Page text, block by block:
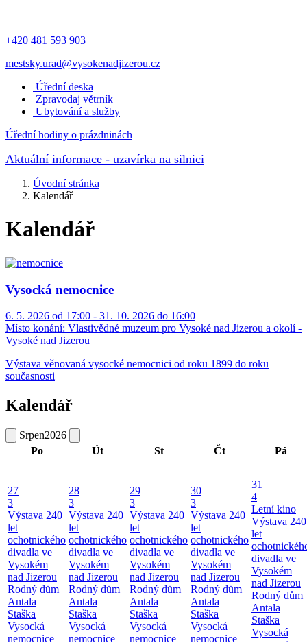
+420 481 593 903
mestsky.urad@vysokenadjizerou.cz
Úřední deska
Zpravodaj větrník
Ubytování a služby
Úřední hodiny o prázdninách
Aktuální informace - uzavírka na silnici
Úvodní stránka
Kalendář
Kalendář
Vysocká nemocnice
6. 5. 2026 od 17:00 - 31. 10. 2026 do 16:00
Místo konání: Vlastivědné muzeum pro Vysoké nad Jizerou a okolí -
Vysoké nad Jizerou
Výstava věnovaná vysocké nemocnici od roku 1899 do roku
současnosti
Kalendář
Srpen2026
Po
Út St Čt Pá
27
3
Výstava 240
let
ochotnického
divadla ve
Vysokém
nad Jizerou
Rodný dům
Antala
Staška
Vysocká
nemocnice
28
3
Výstava 240
let
ochotnického
divadla ve
Vysokém
nad Jizerou
Rodný dům
Antala
Staška
Vysocká
nemocnice
29
3
Výstava 240
let
ochotnického
divadla ve
Vysokém
nad Jizerou
Rodný dům
Antala
Staška
Vysocká
nemocnice
30
3
Výstava 240
let
ochotnického
divadla ve
Vysokém
nad Jizerou
Rodný dům
Antala
Staška
Vysocká
nemocnice
31
4
Letní kino
Výstava 240
let
divadla ve
Vysokém
nad Jizerou
Rodný dům
Antala
Staška
Vysocká